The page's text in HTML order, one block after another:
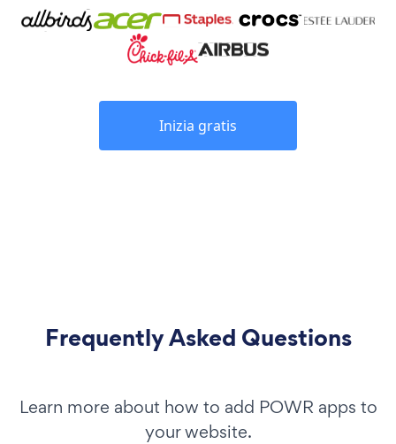
Inizia gratis
Frequently Asked Questions
Learn more about how to add POWR apps to
your website.